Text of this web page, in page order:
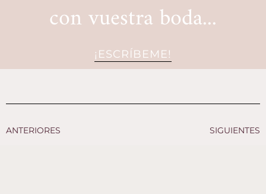
con vuestra boda...
¡ESCRÍBEME!
ANTERIORES SIGUIENTES